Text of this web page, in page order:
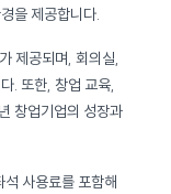
을 모집하여 기업 간 협업 및 네트워킹 환경을 제공합니다.
며, 회의실,
육,
월 이용료는 사무실 규모에 따라 다르며, 관리비와 좌석 사용료를 포함해